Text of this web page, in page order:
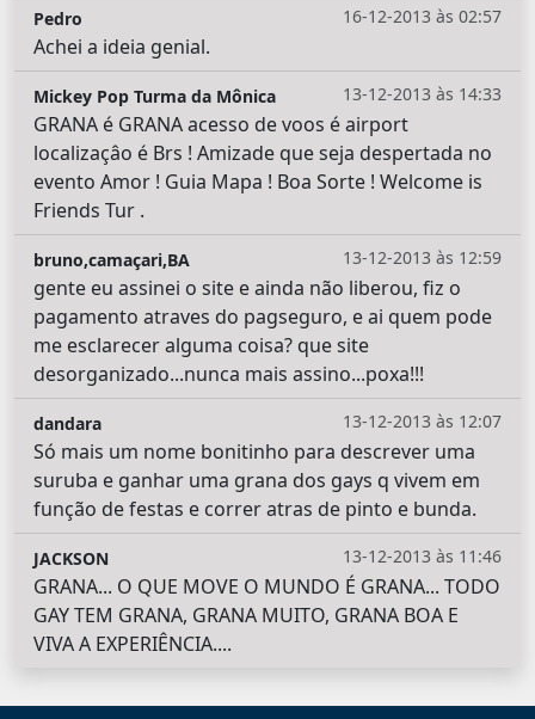
16-12-2013 às 02:57
Pedro
Achei a ideia genial.
13-12-2013 às 14:33
Mickey Pop Turma da Mônica
GRANA é GRANA acesso de voos é airport
localizaçâo é Brs ! Amizade que seja despertada no
evento Amor ! Guia Mapa ! Boa Sorte ! Welcome is
Friends Tur .
13-12-2013 às 12:59
bruno,camaçari,BA
gente eu assinei o site e ainda não liberou, fiz o
pagamento atraves do pagseguro, e ai quem pode
me esclarecer alguma coisa? que site
desorganizado...nunca mais assino...poxa!!!
13-12-2013 às 12:07
dandara
Só mais um nome bonitinho para descrever uma
suruba e ganhar uma grana dos gays q vivem em
função de festas e correr atras de pinto e bunda.
13-12-2013 às 11:46
JACKSON
GRANA... O QUE MOVE O MUNDO É GRANA... TODO
GAY TEM GRANA, GRANA MUITO, GRANA BOA E
VIVA A EXPERIÊNCIA....